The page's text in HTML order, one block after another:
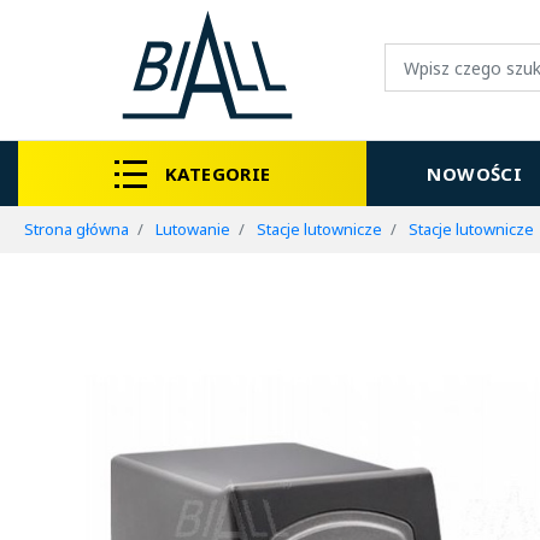
KATEGORIE NOWOŚCI
Strona główna Lutowanie Stacje lutownicze Stacje lutownicze